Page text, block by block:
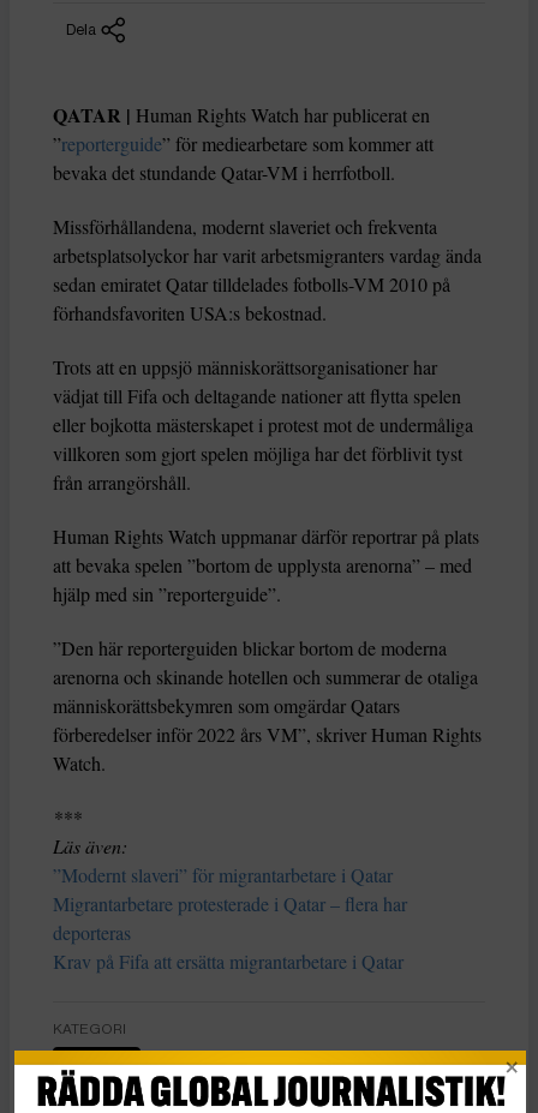
Dela
QATAR | Human Rights Watch har publicerat en
”reporterguide” för mediearbetare som kommer att
bevaka det stundande Qatar-VM i herrfotboll.
Missförhållandena, modernt slaveriet och frekventa
arbetsplatsolyckor har varit arbetsmigranters vardag ända
sedan emiratet Qatar tilldelades fotbolls-VM 2010 på
förhandsfavoriten USA:s bekostnad.
Trots att en uppsjö människorättsorganisationer har
vädjat till Fifa och deltagande nationer att flytta spelen
eller bojkotta mästerskapet i protest mot de undermåliga
villkoren som gjort spelen möjliga har det förblivit tyst
från arrangörshåll.
Human Rights Watch uppmanar därför reportrar på plats
att bevaka spelen ”bortom de upplysta arenorna” – med
hjälp med sin ”reporterguide”.
”Den här reporterguiden blickar bortom de moderna
arenorna och skinande hotellen och summerar de otaliga
människorättsbekymren som omgärdar Qatars
förberedelser inför 2022 års VM”, skriver Human Rights
Watch.
***
Läs även:
”Modernt slaveri” för migrantarbetare i Qatar
Migrantarbetare protesterade i Qatar – flera har
deporteras
Krav på Fifa att ersätta migrantarbetare i Qatar
KATEGORI
Nyheter